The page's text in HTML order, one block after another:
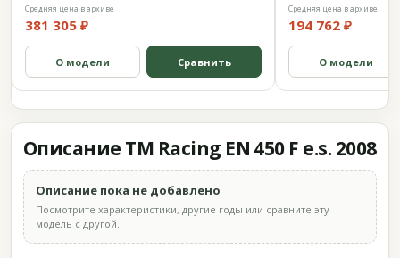
Средняя цена в архиве
381 305 ₽
О модели Сравнить
Средняя цена в архиве
194 762 ₽
О модели
Описание TM Racing EN 450 F e.s. 2008
Описание пока не добавлено
Посмотрите характеристики, другие годы или сравните эту
модель с другой.